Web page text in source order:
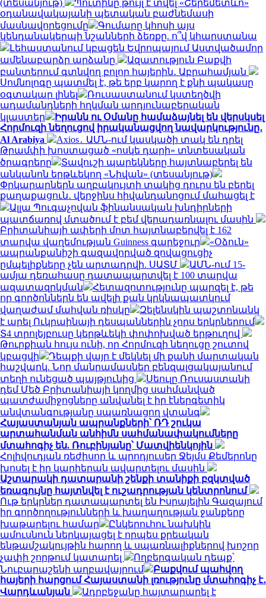
(տեսանյութ)
Պուտինը թույլ է տվել «Շերեմետևո»
օդանավակայանի պետական բաժնեմասի
մասնավորեցումը
Գումարը կհոսի այս
կենդանակերպի նշանների ձեռքը. ո՞վ կհարստանա
Լեհաստանում կբացեն Եվրոպայում Աստվածամոր
ամենաբարձր արձանը
Ազատություն Բաքվի
բանտերում գտնվող բոլոր հայերին․ Աբրահամյան
Սոմնոլոգը պատմել է, թե երբ կարող է քնի պակասը
օգտակար լինել
Ռուսաստանում կստեղծվի
ադամանդների հղկման արդյունաբերական
կլաստեր
Իրանն ու Օմանը համաձայնել են վերսկսել
Հորմուզի նեղուցով իրականացվող նավարկությունը․
Al Arabiya
Axios․ ԱՄՆ-ում կասկածի տակ են դրել
Թրամփի խոստացած «ոսկե դարի» տնտեսական
ծրագրերը
Տավուշի պարեկները հայտնաբերել են
անկանոն երթևեկող «Նիվան» (տեսանյութ)
Փրկարարներն աղբակույտի տակից դուրս են բերել
քաղաքացուն․ վերջինս հիվանդանոցում մահացել է
Ալլա Պուգաչովան ֆինանսական խնդիրների
պատճառով մտածում է բեմ վերադառնալու մասին
Բրիտանիայի ափերի մոտ հայտնաբերվել է 162
տարվա վաղեմության Guinness գարեջուր
«Օձուն»
ապրանքանիշի գազավորված զովացուցիչ
ըմպելիքները չեն արտադրվի. ՍԱՏՄ
ԱՄՆ-ում 15-
ամյա դեռահասը դատապարտվել է 100 տարվա
ազատազրկման
Հետազոտությունը պարզել է, թե
որ գործոններն են ավելի քան կրկնապատկում
վաղաժամ մահվան ռիսկը
Զելենսկին պաշտոնանկ
է արել Ուկրաինայի դեսպաններին չորս երկրներում
Տ4 տրոլեյբուսը կերթևեկի փոփոխված երթուղով
Թուրքիան հույս ունի, որ Հորմուզի նեղուցը շուտով
կբացվի
Դեպքի վայր է մեկնել մի քանի մարտական
հաշվարկ. Նոր մանրամասներ բենզալցակայանում
տեղի ունեցած պայթյունից
Սեուլը Ռուսաստանի
դեմ Մեծ Բրիտանիայի կողմից սահմանված
պատժամիջոցները անվանել է իր էներգետիկ
անվտանգությանը սպառնացող վտանգ
Հայաստանյան ապրանքների՝ ՌԴ շուկա
արտահանման անհիմն սահմանափակումները
մտահոգիչ են. Ռուբինյանը՝ Մատվիենկոյին
Հոլիվուդյան ռեժիսոր և պրոդյուսեր Ջեյմս Քեմերոնը
խոսել է իր կարիերան ավարտելու մասին
Աշտարակի դատարանի շենքի տանիքի բզկտված
եռագույնը հայտնվել է ուշադրության կենտրոնում
Ութ երկրներ դատապարտել են Իսրայելին Գազայում
իր գործողությունների և խաղաղության ջանքերը
խաթարելու համար
Ընկերուհու նախկին
ամուսնուն ներկայացել է որպես քրեական
ենթամշակույթին հարող և սպառնալիքներով խոշոր
չափի շորթում կատարել
Ողբերգական դեպք՝
Նուբարաշենի աղբավայրում
Բաքվում պահվող
հայերի հարցում Հայաստանի լռությունը մտահոգիչ է․
Վարդևանյան
Ադրբեջանը հայտարարել է